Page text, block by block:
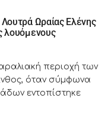
Ωραίας Ελένης
λουόμενους
περιοχή των
όταν σύμφωνα
εντοπίστηκε